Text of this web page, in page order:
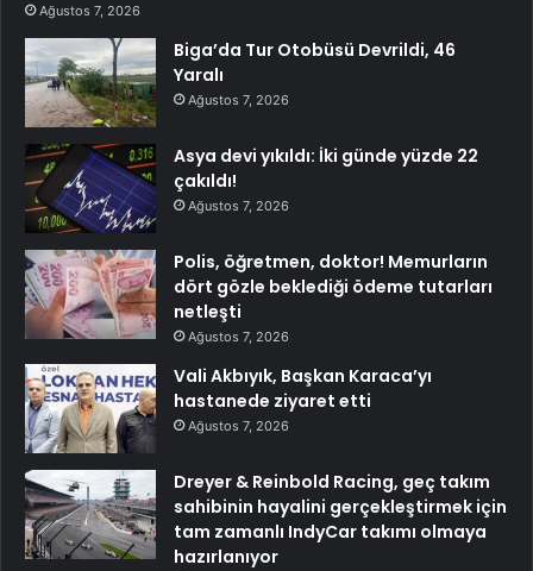
Ağustos 7, 2026
Biga’da Tur Otobüsü Devrildi, 46
Yaralı
Ağustos 7, 2026
Asya devi yıkıldı: İki günde yüzde 22
çakıldı!
Ağustos 7, 2026
Polis, öğretmen, doktor! Memurların
dört gözle beklediği ödeme tutarları
netleşti
Ağustos 7, 2026
Vali Akbıyık, Başkan Karaca’yı
hastanede ziyaret etti
Ağustos 7, 2026
Dreyer & Reinbold Racing, geç takım
sahibinin hayalini gerçekleştirmek için
tam zamanlı IndyCar takımı olmaya
hazırlanıyor